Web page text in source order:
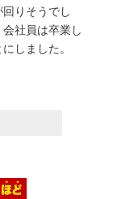
りそうでし
社員は卒業し
しました。